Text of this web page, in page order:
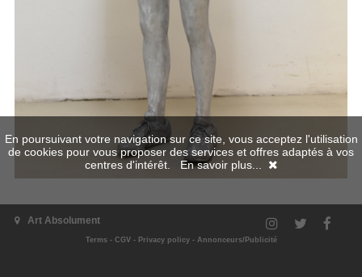
Art Absolument
Terms- CGV- Privacy policy- Annonceurs/Publicité
En poursuivant votre navigation sur ce site, vous acceptez l'utilisation
de cookies pour vous proposer des services et offres adaptés à vos
centres d'intérêt. En savoir plus...